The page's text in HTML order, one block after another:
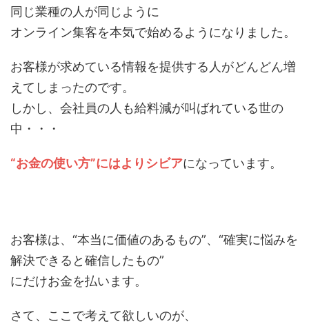
同じ業種の人が同じように
オンライン集客を本気で始めるようになりました。
お客様が求めている情報を提供する人がどんどん増
えてしまったのです。
しかし、会社員の人も給料減が叫ばれている世の
中・・・
“お金の使い方”にはよりシビアになっています。
お客様は、“本当に価値のあるもの”、“確実に悩みを
解決できると確信したもの”
にだけお金を払います。
さて、ここで考えて欲しいのが、